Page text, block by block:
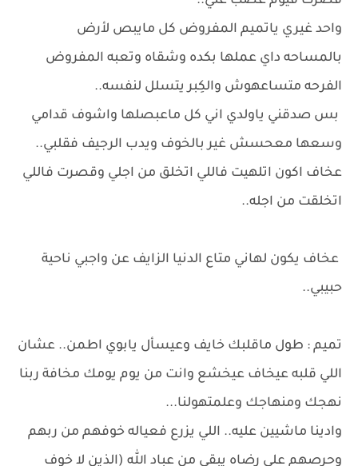
واحد غيري ياتميم المفروض كل مايبص لأرض
بالمساحه داي عملها بكده وشقاه وتعبه المفروض
الفرحه متساعهوش والكِبر يتسلل لنفسه..
بس صدقني ياولدي اني كل ماعبصلها واشوف قدامي
وسعها معحسش غير بالخوف ويدب الرجيف فقلبي..
عخاف اكون اتلهيت فاللي اتخلق من اجلي وقصرت فاللي
اتخلقت من اجله..
عخاف يكون لهاني متاع الدنيا الزايف عن واجبي ناحية
حبيبي..
تميم : طول ماقلبك خايف وعيسأل يابوي اطمن.. عشان
اللي قلبه عيخاف عيخشع وانت من يوم يومك مخافة ربنا
نهجك ومنهاجك وعلمتهولنا...
وادينا ماشيين عليه.. اللي يزرع فعياله خوفهم من ربهم
وحرصهم على رضاه يبقي من عباد الله (الذين لا خوف